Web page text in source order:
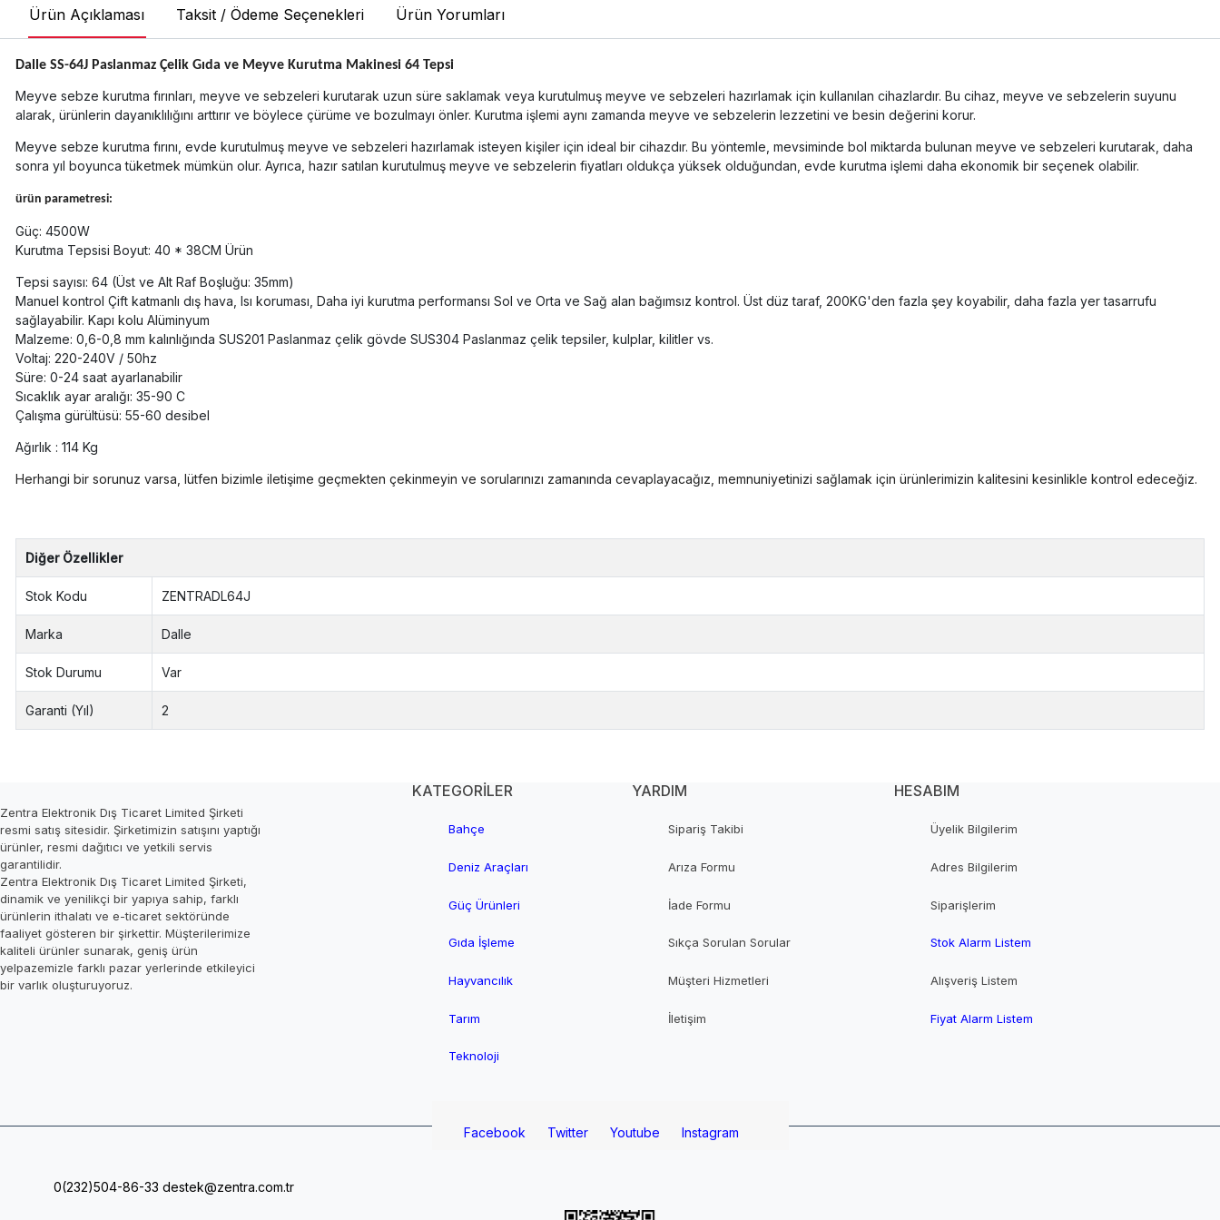
Ürün Açıklaması Taksit / Ödeme Seçenekleri Ürün Yorumları
Dalle SS-64J Paslanmaz Çelik Gıda ve Meyve Kurutma Makinesi 64 Tepsi
Meyve sebze kurutma fırınları, meyve ve sebzeleri kurutarak uzun süre saklamak veya kurutulmuş meyve ve sebzeleri hazırlamak için kullanılan cihazlardır. Bu cihaz, meyve ve sebzelerin suyunu
alarak, ürünlerin dayanıklılığını arttırır ve böylece çürüme ve bozulmayı önler. Kurutma işlemi aynı zamanda meyve ve sebzelerin lezzetini ve besin değerini korur.
Meyve sebze kurutma fırını, evde kurutulmuş meyve ve sebzeleri hazırlamak isteyen kişiler için ideal bir cihazdır. Bu yöntemle, mevsiminde bol miktarda bulunan meyve ve sebzeleri kurutarak, daha
sonra yıl boyunca tüketmek mümkün olur. Ayrıca, hazır satılan kurutulmuş meyve ve sebzelerin fiyatları oldukça yüksek olduğundan, evde kurutma işlemi daha ekonomik bir seçenek olabilir.
ürün parametresi:
Güç: 4500W
Kurutma Tepsisi Boyut: 40 * 38CM Ürün
Tepsi sayısı: 64 (Üst ve Alt Raf Boşluğu: 35mm)
Manuel kontrol Çift katmanlı dış hava, Isı koruması, Daha iyi kurutma performansı Sol ve Orta ve Sağ alan bağımsız kontrol. Üst düz taraf, 200KG'den fazla şey koyabilir, daha fazla yer tasarrufu
sağlayabilir. Kapı kolu Alüminyum
Malzeme: 0,6-0,8 mm kalınlığında SUS201 Paslanmaz çelik gövde SUS304 Paslanmaz çelik tepsiler, kulplar, kilitler vs.
Voltaj: 220-240V / 50hz
Süre: 0-24 saat ayarlanabilir
Sıcaklık ayar aralığı: 35-90 C
Çalışma gürültüsü: 55-60 desibel
Ağırlık : 114 Kg
Herhangi bir sorunuz varsa, lütfen bizimle iletişime geçmekten çekinmeyin ve sorularınızı zamanında cevaplayacağız, memnuniyetinizi sağlamak için ürünlerimizin kalitesini kesinlikle kontrol edeceğiz.
Diğer Özellikler
Stok Kodu ZENTRADL64J
Marka Dalle
Stok Durumu Var
Garanti (Yıl) 2
Zentra Elektronik Dış Ticaret Limited Şirketi
resmi satış sitesidir. Şirketimizin satışını yaptığı
ürünler, resmi dağıtıcı ve yetkili servis
garantilidir.
Zentra Elektronik Dış Ticaret Limited Şirketi,
dinamik ve yenilikçi bir yapıya sahip, farklı
ürünlerin ithalatı ve e-ticaret sektöründe
faaliyet gösteren bir şirkettir. Müşterilerimize
kaliteli ürünler sunarak, geniş ürün
yelpazemizle farklı pazar yerlerinde etkileyici
bir varlık oluşturuyoruz.
KATEGORİLER
Bahçe
Deniz Araçları
Güç Ürünleri
Gıda İşleme
Hayvancılık
Tarım
Teknoloji
YARDIM
Sipariş Takibi
Arıza Formu
İade Formu
Sıkça Sorulan Sorular
Müşteri Hizmetleri
İletişim
HESABIM
Üyelik Bilgilerim
Adres Bilgilerim
Siparişlerim
Stok Alarm Listem
Alışveriş Listem
Fiyat Alarm Listem
Facebook Twitter Youtube Instagram
0(232)504-86-33 destek@zentra.com.tr